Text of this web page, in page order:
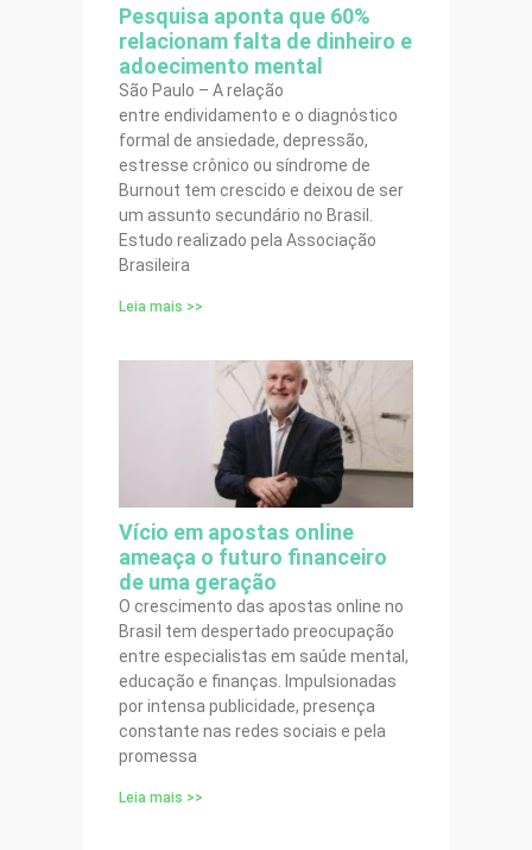
Pesquisa aponta que 60%
relacionam falta de dinheiro e
adoecimento mental
São Paulo – A relação
entre endividamento e o diagnóstico
formal de ansiedade, depressão,
estresse crônico ou síndrome de
Burnout tem crescido e deixou de ser
um assunto secundário no Brasil.
Estudo realizado pela Associação
Brasileira
Leia mais >>
Vício em apostas online
ameaça o futuro financeiro
de uma geração
O crescimento das apostas online no
Brasil tem despertado preocupação
entre especialistas em saúde mental,
educação e finanças. Impulsionadas
por intensa publicidade, presença
constante nas redes sociais e pela
promessa
Leia mais >>